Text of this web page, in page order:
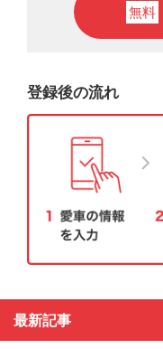
無料
登録後の流れ
最新記事